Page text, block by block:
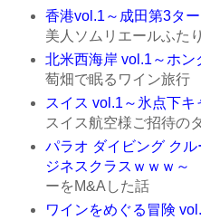
香港vol.1～成田第3タ
美人ソムリエールふた
北米西海岸 vol.1～ホン
萄畑で眠るワイン旅行
スイス vol.1～氷点下キ
スイス航空様ご招待の
パラオ ダイビング ク
ジネスクラスｗｗｗ～
ーをM&Aした話
ワインをめぐる冒険